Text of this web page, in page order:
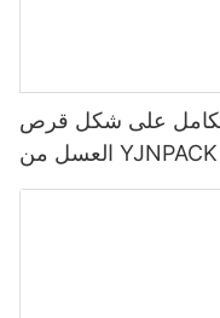
بالكامل على شكل قرص
العسل من YJNPACK